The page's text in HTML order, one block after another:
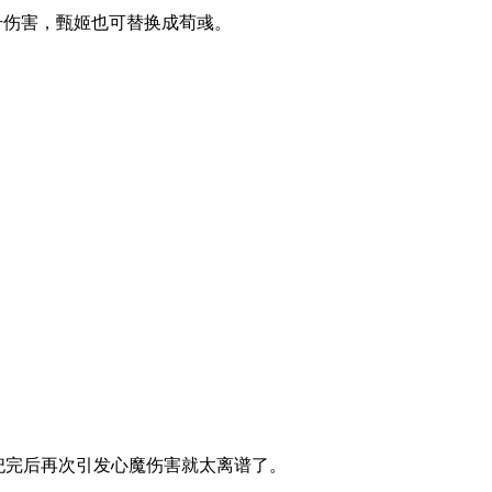
，甄姬也可替换成荀彧。
后再次引发心魔伤害就太离谱了。